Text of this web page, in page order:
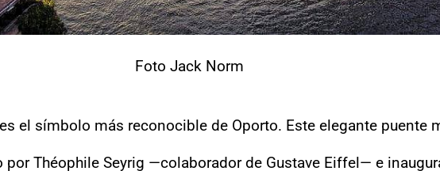
Foto Jack Norm
el símbolo más reconocible de Oporto. Este elegante puente
por Théophile Seyrig —colaborador de Gustave Eiffel— e